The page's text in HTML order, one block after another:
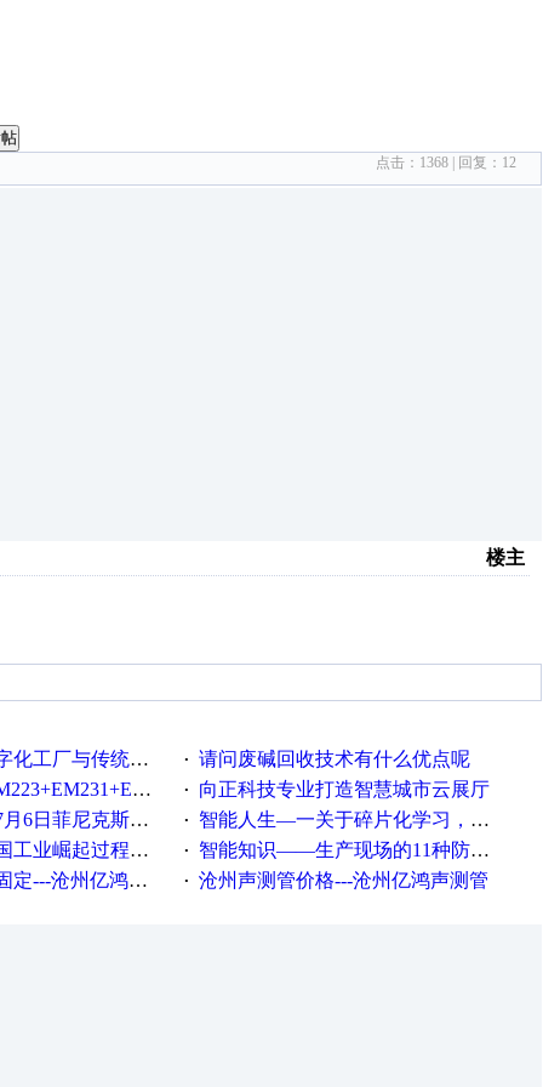
点击： 1368 | 回复： 12
楼主
厂的差别体现在哪里？ · 请问废碱回收技术有什么优点呢
怎么用以太网通讯？
·
向正科技专业打造智慧城市云展厅
克斯在线研讨会即得
·
智能人生—一关于碎片化学习，看这一篇就够了！
不得不提的10个关键词
·
智能知识——生产现场的11种防错！(1)
沧州亿鸿声测管
· 沧州声测管价格---沧州亿鸿声测管​